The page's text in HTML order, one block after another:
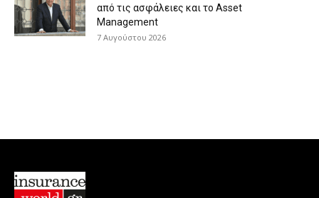
από τις ασφάλειες και το Asset
Management
7 Αυγούστου 2026